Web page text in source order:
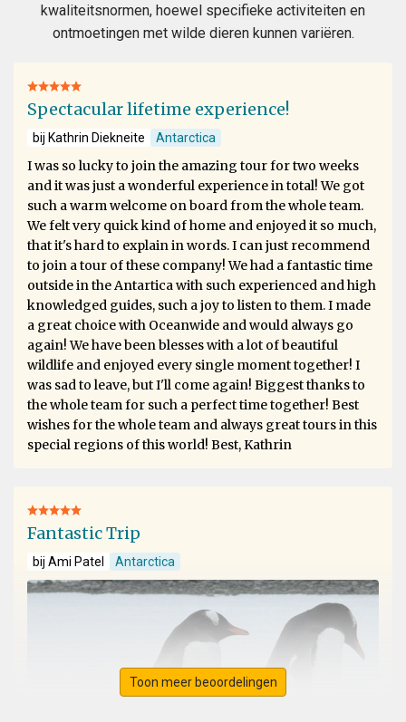
kwaliteitsnormen, hoewel specifieke activiteiten en
ontmoetingen met wilde dieren kunnen variëren.
Spectacular lifetime experience!
bij Kathrin Diekneite Antarctica
I was so lucky to join the amazing tour for two weeks
and it was just a wonderful experience in total! We got
such a warm welcome on board from the whole team.
We felt very quick kind of home and enjoyed it so much,
that it's hard to explain in words. I can just recommend
to join a tour of these company! We had a fantastic time
outside in the Antartica with such experienced and high
knowledged guides, such a joy to listen to them. I made
a great choice with Oceanwide and would always go
again! We have been blesses with a lot of beautiful
wildlife and enjoyed every single moment together! I
was sad to leave, but I'll come again! Biggest thanks to
the whole team for such a perfect time together! Best
wishes for the whole team and always great tours in this
special regions of this world! Best, Kathrin
Fantastic Trip
bij Ami Patel Antarctica
Toon meer beoordelingen